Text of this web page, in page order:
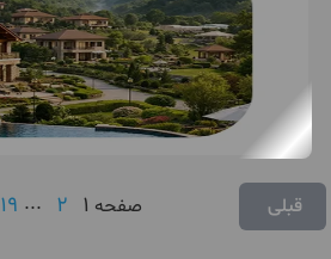
قبلی صفحه 1
2
...
19